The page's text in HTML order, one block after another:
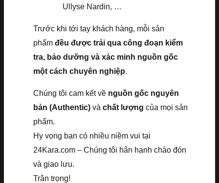
Ullyse Nardin, …
Trước khi tới tay khách hàng, mỗi sản
phẩm đều được trải qua công đoạn kiểm
tra, bảo dưỡng và xác minh nguồn gốc
một cách chuyên nghiệp.
Chúng tôi cam kết về nguồn gốc nguyên
bản (Authentic) và chất lượng của mọi sản
phẩm.
Hy vọng bạn có nhiều niềm vui tại
24Kara.com – Chúng tôi hân hạnh chào đón
và giao lưu.
Trân trọng!